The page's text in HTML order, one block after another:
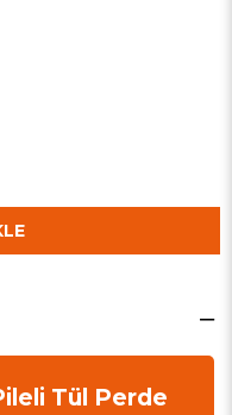
Tül Perde